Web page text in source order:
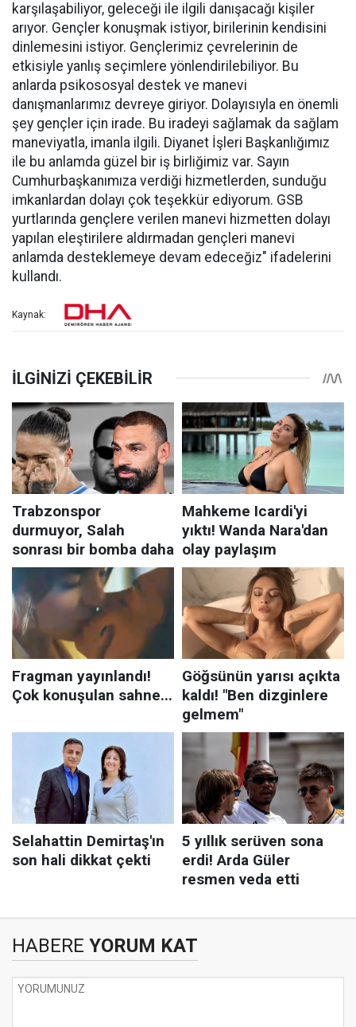
karşılaşabiliyor, geleceği ile ilgili danışacağı kişiler
arıyor. Gençler konuşmak istiyor, birilerinin kendisini
dinlemesini istiyor. Gençlerimiz çevrelerinin de
etkisiyle yanlış seçimlere yönlendirilebiliyor. Bu
anlarda psikososyal destek ve manevi
danışmanlarımız devreye giriyor. Dolayısıyla en önemli
şey gençler için irade. Bu iradeyi sağlamak da sağlam
maneviyatla, imanla ilgili. Diyanet İşleri Başkanlığımız
ile bu anlamda güzel bir iş birliğimiz var. Sayın
Cumhurbaşkanımıza verdiği hizmetlerden, sunduğu
imkanlardan dolayı çok teşekkür ediyorum. GSB
yurtlarında gençlere verilen manevi hizmetten dolayı
yapılan eleştirilere aldırmadan gençleri manevi
anlamda desteklemeye devam edeceğiz" ifadelerini
kullandı.
Kaynak:
HABERE YORUM KAT